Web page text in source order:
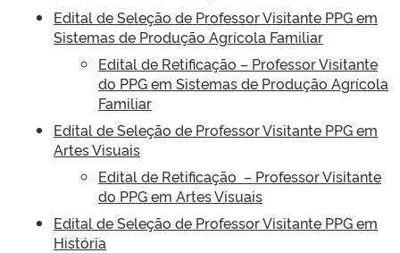
Edital de Seleção de Professor Visitante PPG em
Sistemas de Produção Agrícola Familiar
Edital de Retificação – Professor Visitante
do PPG em Sistemas de Produção Agrícola
Familiar
Edital de Seleção de Professor Visitante PPG em
Artes Visuais
Edital de Retificação – Professor Visitante
do PPG em Artes Visuais
Edital de Seleção de Professor Visitante PPG em
História